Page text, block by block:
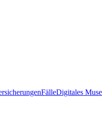
FälleDigitales